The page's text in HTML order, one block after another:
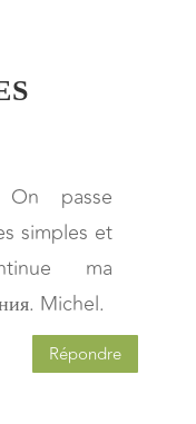
passe
simples et
ma
Michel.
Répondre